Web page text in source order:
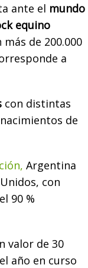
ante el mundo
equino
de 200.000
a
con distintas
de
Argentina
con
90 %
valor de 30
año en curso